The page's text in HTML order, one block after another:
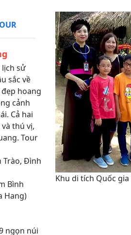
lịch sử
sắc về
hoang
cảnh
Cả hai
thú vị,
Tour
Trào, Đình
Bình
Hang)
ngọn núi
Khu di tích Quốc